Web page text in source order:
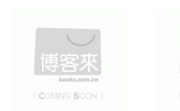
Makoto (EDT)/ Mochizuki(1)
Makoto (EDT)/ Ostadal(1)